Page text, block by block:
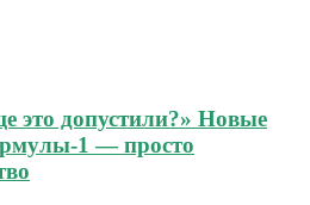
это допустили?» Новые
1 — просто